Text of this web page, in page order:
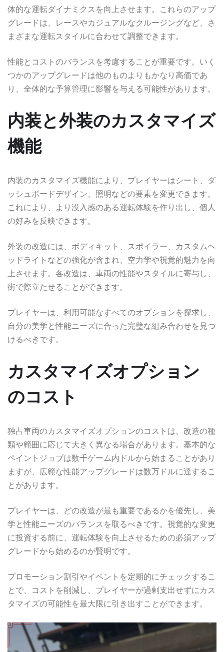
体的な運転ダイナミクスを向上させます。これらのアップ
グレードは、レースやカジュアルなクルージングなど、さ
まざまな運転スタイルに合わせて調整できます。
性能とコストのバランスを考慮することが重要です。いく
つかのアップグレードは他のものよりもかなり高価であ
り、全体的な予算管理に影響を与える可能性があります。
内装と外装のカスタマイズ
機能
内装のカスタマイズ機能により、プレイヤーはシート、ダ
ッシュボードデザイン、照明などの要素を変更できます。
これにより、より没入感のある運転体験を作り出し、個人
の好みを反映できます。
外装の改造には、ボディキット、スポイラー、カスタムヘ
ッドライトなどの強化が含まれ、空力学や視覚的魅力を向
上させます。各改造は、車両の性能やスタイルに寄与し、
街で際立たせることができます。
プレイヤーは、利用可能なすべてのオプションを探求し、
自分の美学と性能ニーズに合った完璧な組み合わせを見つ
けるべきです。
カスタマイズオプション
のコスト
独占車両のカスタマイズオプションのコストは、改造の種
類や範囲に応じて大きく異なる場合があります。基本的な
ペイントジョブは数千ゲーム内ドルから始まることがあり
ますが、広範な性能アップグレードは数万ドルに達するこ
とがあります。
プレイヤーは、どの改造が最も重要であるかを優先し、美
学と性能ニーズのバランスを取るべきです。視覚的な変更
に投資する前に、運転体験を向上させるための必須アップ
グレードから始めるのが賢明です。
プロモーション割引やイベントを定期的にチェックするこ
とで、コストを削減し、プレイヤーが過剰支出せずにカス
タマイズの可能性を最大限に引き出すことができます。